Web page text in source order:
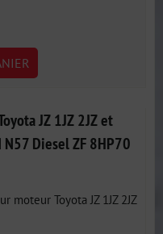
JZ 1JZ 2JZ et
Diesel ZF 8HP70
moteur Toyota JZ 1JZ 2JZ